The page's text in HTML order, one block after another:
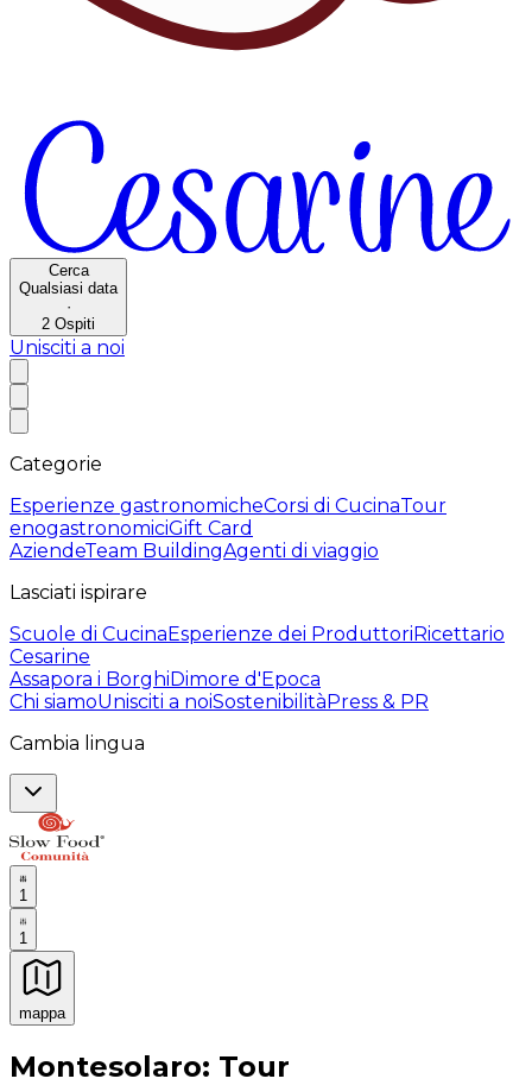
Cerca
Qualsiasi data
·
2 Ospiti
Unisciti a noi
Categorie
Esperienze gastronomicheCorsi di CucinaTour
enogastronomiciGift Card
AziendeTeam BuildingAgenti di viaggio
Lasciati ispirare
Scuole di CucinaEsperienze dei ProduttoriRicettario
Cesarine
Assapora i BorghiDimore d'Epoca
Chi siamoUnisciti a noiSostenibilitàPress & PR
Cambia lingua
1
1
mappa
Esperienze culinarie indimenticabili: Esperienze
Montesolaro: Tour